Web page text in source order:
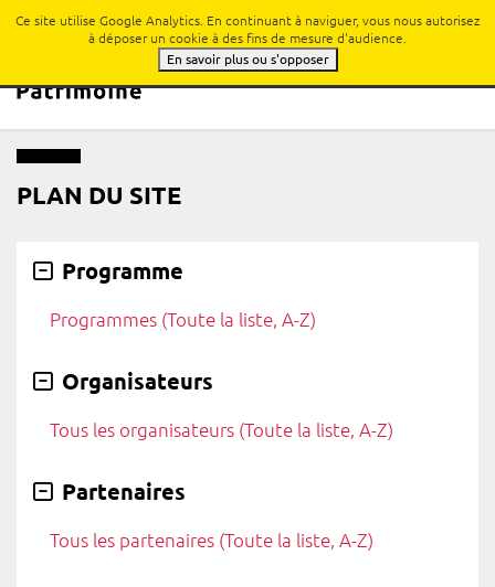
PLAN DU SITE
Programme
Programmes (Toute la liste, A-Z)
Organisateurs
Tous les organisateurs (Toute la liste, A-Z)
Partenaires
Tous les partenaires (Toute la liste, A-Z)
Ce site utilise Google Analytics. En continuant à naviguer, vous nous autorisez
à déposer un cookie à des fins de mesure d'audience.
En savoir plus ou s'opposer